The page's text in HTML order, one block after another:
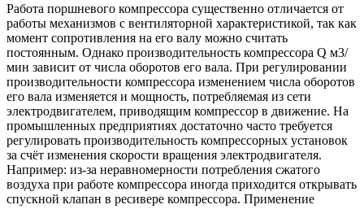
Работа поршневого компрессора существенно отличается от
работы механизмов с вентиляторной характеристикой, так как
момент сопротивления на его валу можно считать
постоянным. Однако производительность компрессора Q м3/
мин зависит от числа оборотов его вала. При регулировании
производительности компрессора изменением числа оборотов
его вала изменяется и мощность, потребляемая из сети
электродвигателем, приводящим компрессор в движение. На
промышленных предприятиях достаточно часто требуется
регулировать производительность компрессорных установок
за счёт изменения скорости вращения электродвигателя.
Например: из-за неравномерности потребления сжатого
воздуха при работе компрессора иногда приходится открывать
спускной клапан в ресивере компрессора. Применение